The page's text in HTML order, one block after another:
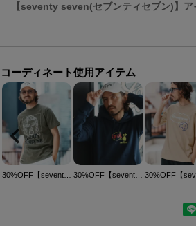
【seventy seven(セブンティセブン)】ア
コーディネート使用アイテム